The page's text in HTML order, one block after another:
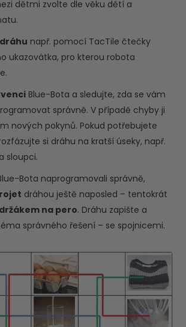
dětmi zvolte dle věku dětí a
např. pomocí TacTile čtečky
ukazovátka, pro kterou robota
Blue-Bota a sledujte, zda se vám
správně. V případě chyby ji
nových pokynů. Pokud potřebujete
si dráhu na kratší úseky, např.
sloupci.
Bota naprogramovali správně,
dráhou ještě naposled – tentokrát
na pero. Dráhu zapište a
správného řešení – se spojnicemi.